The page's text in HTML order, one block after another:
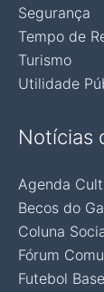
Segurança
Tempo de
Turismo
Utilidade
Notícias
Agenda
Becos do
Coluna
Fórum
Futebol